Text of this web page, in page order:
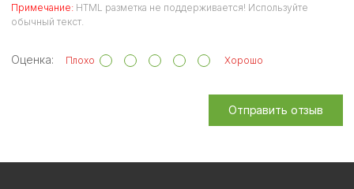
Примечание: HTML разметка не поддерживается! Используйте
обычный текст.
Оценка: Плохо Хорошо
Отправить отзыв